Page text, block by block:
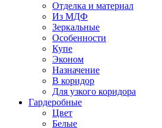
Отделка и материал
Из МДФ
Зеркальные
Особенности
Купе
Эконом
Назначение
В коридор
Для узкого коридора
Гардеробные
Цвет
Белые